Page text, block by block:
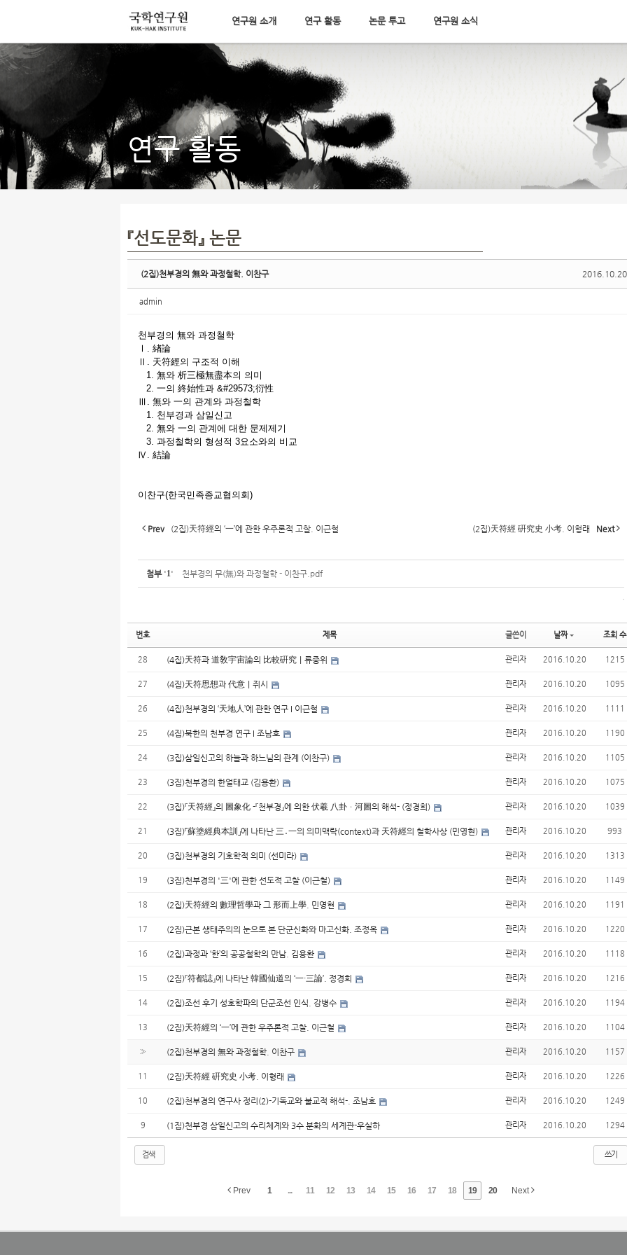
메뉴 건너뛰기
연구원 소개 연구 활동 논문 투고 연구원 소식
연구 활동
『선도문화』 논문
2016.10.20
(2집)천부경의 無와 과정철학. 이찬구
admin
천부경의 無와 과정철학
Ⅰ. 緖論
Ⅱ. 天符經의 구조적 이해
1. 無와 析三極無盡本의 의미
2. 一의 終始性과 &#29573;衍性
Ⅲ. 無와 一의 관계와 과정철학
1. 천부경과 삼일신고
2. 無와 一의 관계에 대한 문제제기
3. 과정철학의 형성적 3요소와의 비교
Ⅳ. 結論
이찬구(한국민족종교협의회)
Prev (2집)天符經의 ‘一’에 관한 우주론적 고찰. 이근철 (2집)天符經 硏究史 小考. 이형래 Next
첨부 '1' 천부경의 무(無)와 과정철학 - 이찬구.pdf
번호 제목 글쓴이 날짜 조회 수
28 (4집)天符과 道敎宇宙論의 比較硏究｜류중위 관리자 2016.10.20 1215
27 (4집)天符思想과 代意｜쥐시 관리자 2016.10.20 1095
26 (4집)천부경의 ‘天地人’에 관한 연구 I 이근철 관리자 2016.10.20 1111
25 (4집)북한의 천부경 연구 I 조남호 관리자 2016.10.20 1190
24 (3집)삼일신고의 하늘과 하느님의 관계 (이찬구) 관리자 2016.10.20 1105
23 (3집)천부경의 한얼태교 (김용환) 관리자 2016.10.20 1075
22 (3집)『天符經』의 圖象化 -『천부경』에 의한 伏羲 八卦ㆍ河圖의 해석- (정경희) 관리자 2016.10.20 1039
21 (3집)「蘇塗經典本訓」에 나타난 三․一의 의미맥락(context)과 天符經의 철학사상 (민영현) 관리자 2016.10.20 993
20 (3집)천부경의 기호학적 의미 (선미라) 관리자 2016.10.20 1313
19 (3집)천부경의 '三'에 관한 선도적 고찰 (이근철) 관리자 2016.10.20 1149
18 (2집)天符經의 數理哲學과 그 形而上學. 민영현 관리자 2016.10.20 1191
17 (2집)근본 생태주의의 눈으로 본 단군신화와 마고신화. 조정옥 관리자 2016.10.20 1220
16 (2집)과정과 ‘한’의 공공철학의 만남. 김용환 관리자 2016.10.20 1118
15 (2집)『符都誌』에 나타난 韓國仙道의 ‘一·三論’. 정경희 관리자 2016.10.20 1216
14 (2집)조선 후기 성호학파의 단군조선 인식. 강병수 관리자 2016.10.20 1194
13 (2집)天符經의 ‘一’에 관한 우주론적 고찰. 이근철 관리자 2016.10.20 1104
» (2집)천부경의 無와 과정철학. 이찬구 관리자 2016.10.20 1157
11 (2집)天符經 硏究史 小考. 이형래 관리자 2016.10.20 1226
10 (2집)천부경의 연구사 정리(2)-기독교와 불교적 해석-. 조남호 관리자 2016.10.20 1249
9 (1집)천부경 삼일신고의 수리체계와 3수 분화의 세계관-우실하 관리자 2016.10.20 1294
검색 쓰기
Prev 1 ... 11 12 13 14 15 16 17 18 19 20 Next
Sketchbook5, 스케치북5
Sketchbook5, 스케치북5